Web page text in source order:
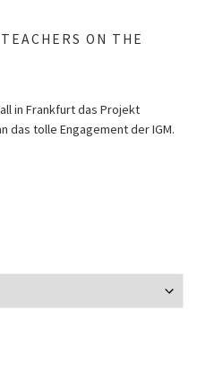
ON THE
in Frankfurt das Projekt
das tolle Engagement der IGM.